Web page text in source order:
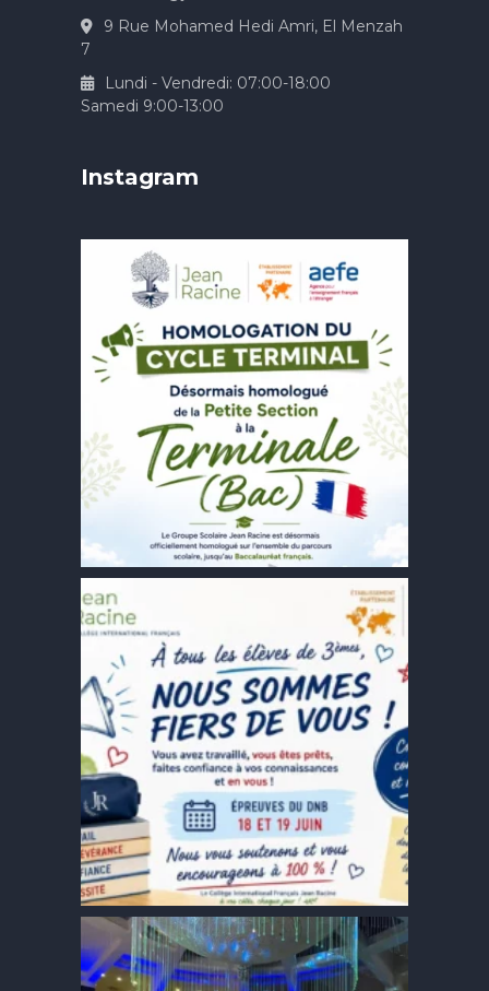
9 Rue Mohamed Hedi Amri, El Menzah
7
Lundi - Vendredi: 07:00-18:00
Samedi 9:00-13:00
Instagram